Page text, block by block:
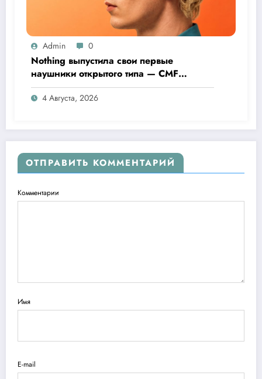
Admin 0
Nothing выпустила свои первые
наушники открытого типа — CMF
Clip Pro
4 Августа, 2026
ОТПРАВИТЬ КОММЕНТАРИЙ
Комментарии
Имя
E-mail